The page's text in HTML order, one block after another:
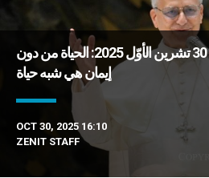
عناوين نشرة الخميس 30 تشرين الأوّل 2025: الحياة من دون
إيمان هي شبه حياة
OCT 30, 2025 16:10
ZENIT STAFF